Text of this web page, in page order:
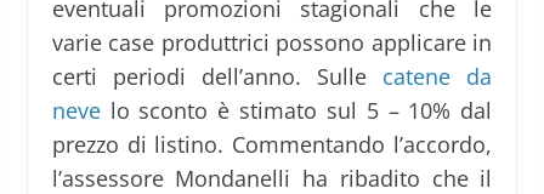
eventuali promozioni stagionali che le
varie case produttrici possono applicare in
certi periodi dell’anno. Sulle catene da
nevelo sconto è stimato sul 5 – 10% dal
prezzo di listino. Commentando l’accordo,
l’assessore Mondanelli ha ribadito che il